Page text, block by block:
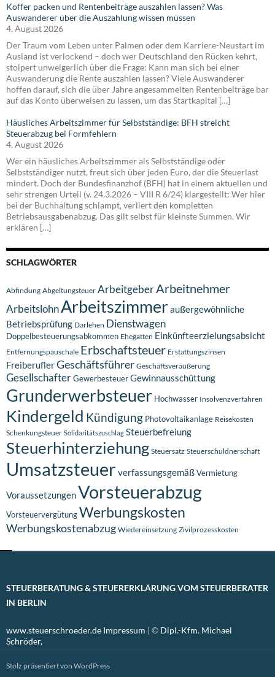
Koffer packen und Rentenbeiträge auszahlen lassen? Was
Auswanderer über die Auszahlung wissen müssen
4. August 2026
Der Traum vom Leben unter Palmen oder dem Karriere-Neustart im
Ausland ist verlockend – doch wer Deutschland den Rücken kehrt,
stolpert unweigerlich über die Frage: Kann man sich bei einer
Auswanderung die Rente auszahlen lassen? Viele Auswanderer
hoffen darauf, sich die über Jahre angesammelten Rentenbeiträge bar
auf das Konto überweisen zu lassen, um das Startkapital […]
Häusliches Arbeitszimmer für Selbstständige: BFH streicht
Steuerabzug bei Formfehlern
4. August 2026
Wer ein häusliches Arbeitszimmer als Selbstständige oder
Selbstständiger nutzt, freut sich über jeden Euro, der die Steuerlast
mindert. Doch der Bundesfinanzhof (BFH) hat in einem aktuellen und
sehr strengen Urteil (v. 24.3.2026 – VIII R 6/24) klargestellt: Wer hier
bei der Buchhaltung schlampt, verliert den kompletten
Betriebsausgabenabzug. Das gilt selbst für kleinste Summen. Wir
erklären […]
SCHLAGWÖRTER
Abfindung Abgeltungsteuer ArbeitgeberArbeitnehmer
ArbeitslohnArbeitszimmeraußergewöhnliche
Betriebsprüfung Darlehen Dienstwagen
Doppelbesteuerungsabkommen Ehegatten Einkünfteerzielungsabsicht
Entfernungspauschale Erbschaftsteuer Erstattungszinsen
FreiberuflerGeschäftsführer Geschäftsveräußerung
GesellschafterGewerbesteuerGewinnausschüttung
Grunderwerbsteuer Hochwasser Insolvenzverfahren
Kindergeld Kündigung Photovoltaikanlage Reisekosten
Schenkungsteuer Solidaritätszuschlag Steuerbefreiung
Steuerhinterziehung Steuersatz Steuerschuldnerschaft
Umsatzsteuer verfassungsgemäßVermietung
VoraussetzungenVorsteuerabzug
VorsteuervergütungWerbungskosten
Werbungskostenabzug Wiedereinsetzung Zivilprozesskosten
STEUERBERATUNG & STEUERERKLÄRUNG VOM STEUERBERATER
IN BERLIN
www.steuerschroeder.de Impressum | © Dipl.-Kfm. Michael
Schröder,
Stolz präsentiert von WordPress